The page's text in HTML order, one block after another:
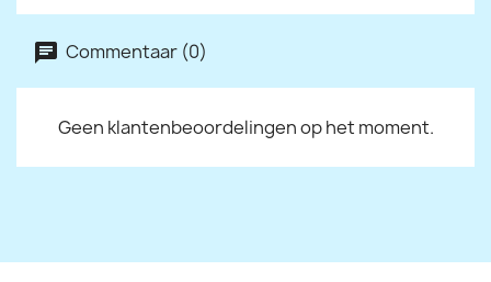
Commentaar (0)
Geen klantenbeoordelingen op het moment.